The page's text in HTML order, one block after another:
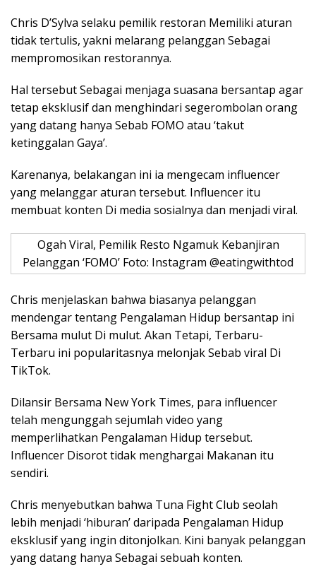
Chris D’Sylva selaku pemilik restoran Memiliki aturan
tidak tertulis, yakni melarang pelanggan Sebagai
mempromosikan restorannya.
Hal tersebut Sebagai menjaga suasana bersantap agar
tetap eksklusif dan menghindari segerombolan orang
yang datang hanya Sebab FOMO atau ‘takut
ketinggalan Gaya’.
Karenanya, belakangan ini ia mengecam influencer
yang melanggar aturan tersebut. Influencer itu
membuat konten Di media sosialnya dan menjadi viral.
Ogah Viral, Pemilik Resto Ngamuk Kebanjiran
Pelanggan ‘FOMO’ Foto: Instagram @eatingwithtod
Chris menjelaskan bahwa biasanya pelanggan
mendengar tentang Pengalaman Hidup bersantap ini
Bersama mulut Di mulut. Akan Tetapi, Terbaru-
Terbaru ini popularitasnya melonjak Sebab viral Di
TikTok.
Dilansir Bersama New York Times, para influencer
telah mengunggah sejumlah video yang
memperlihatkan Pengalaman Hidup tersebut.
Influencer Disorot tidak menghargai Makanan itu
sendiri.
Chris menyebutkan bahwa Tuna Fight Club seolah
lebih menjadi ‘hiburan’ daripada Pengalaman Hidup
eksklusif yang ingin ditonjolkan. Kini banyak pelanggan
yang datang hanya Sebagai sebuah konten.